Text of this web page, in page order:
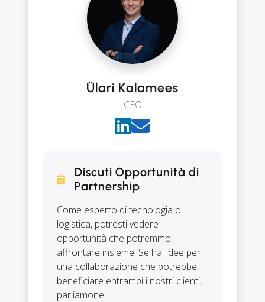
Ülari Kalamees
CEO
Discuti Opportunità di
Partnership
Come esperto di tecnologia o
logistica, potresti vedere
opportunità che potremmo
affrontare insieme. Se hai idee per
una collaborazione che potrebbe
beneficiare entrambi i nostri clienti,
parliamone.